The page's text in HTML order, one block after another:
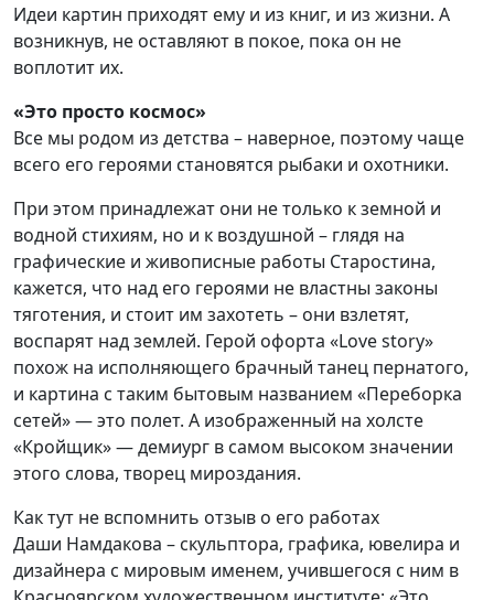
Идеи картин приходят ему и из книг, и из жизни. А
возникнув, не оставляют в покое, пока он не
воплотит их.
«Это просто космос»
Все мы родом из детства – наверное, поэтому чаще
всего его героями становятся рыбаки и охотники.
При этом принадлежат они не только к земной и
водной стихиям, но и к воздушной – глядя на
графические и живописные работы Старостина,
кажется, что над его героями не властны законы
тяготения, и стоит им захотеть – они взлетят,
воспарят над землей. Герой офорта «Lovestory»
похож на исполняющего брачный танец пернатого,
и картина с таким бытовым названием «Переборка
сетей» — это полет. А изображенный на холсте
«Кройщик» — демиург в самом высоком значении
этого слова, творец мироздания.
Как тут не вспомнить отзыв о его работах
Даши Намдакова – скульптора, графика, ювелира и
дизайнера с мировым именем, учившегося с ним в